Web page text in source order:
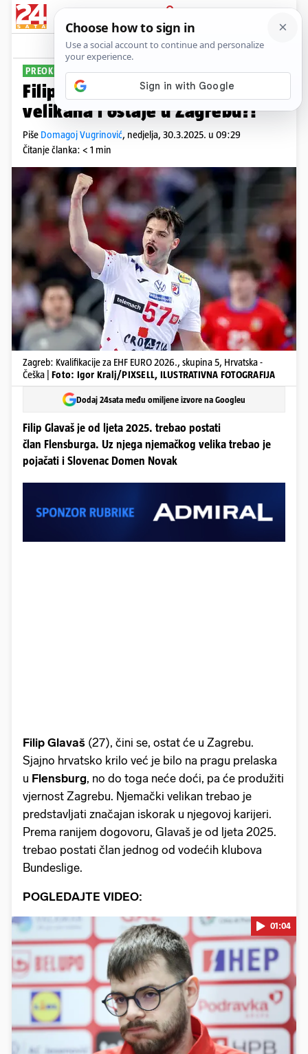
PRIJAVA
Sport Komentari
PREOKRET
Filip Glavaš odbija njemačkog
velikana i ostaje u Zagrebu?!
Piše Domagoj Vugrinović, nedjelja, 30.3.2025. u 09:29
Čitanje članka: < 1 min
Zagreb: Kvalifikacije za EHF EURO 2026., skupina 5, Hrvatska -
Češka | Foto: Igor Kralj/PIXSELL, ILUSTRATIVNA FOTOGRAFIJA
Dodaj 24sata među omiljene izvore na Googleu
Filip Glavaš je od ljeta 2025. trebao postati
član Flensburga. Uz njega njemačkog velika trebao je
pojačati i Slovenac Domen Novak
Filip Glavaš (27), čini se, ostat će u Zagrebu.
Sjajno hrvatsko krilo već je bilo na pragu prelaska
u Flensburg, no do toga neće doći, pa će produžiti
vjernost Zagrebu. Njemački velikan trebao je
predstavljati značajan iskorak u njegovoj karijeri.
Prema ranijem dogovoru, Glavaš je od ljeta 2025.
trebao postati član jednog od vodećih klubova
Bundeslige.
POGLEDAJTE VIDEO:
Pokretanje videa...
01:04